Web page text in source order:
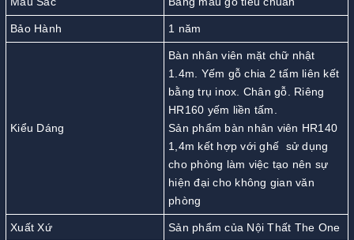
Bảo Hành 1 năm
Kiểu Dáng
Bàn nhân viên mặt chữ nhật
1.4m. Yếm gỗ chia 2 tấm liên kết
bằng trụ inox. Chân gỗ. Riêng
HR160 yếm liền tấm.
Sản phẩm bàn nhân viên HR140
1,4m kết hợp với ghế sử dụng
cho phòng làm việc tạo nên sự
hiện đại cho không gian văn
phòng
Xuất Xứ Sản phẩm của Nội Thất The One